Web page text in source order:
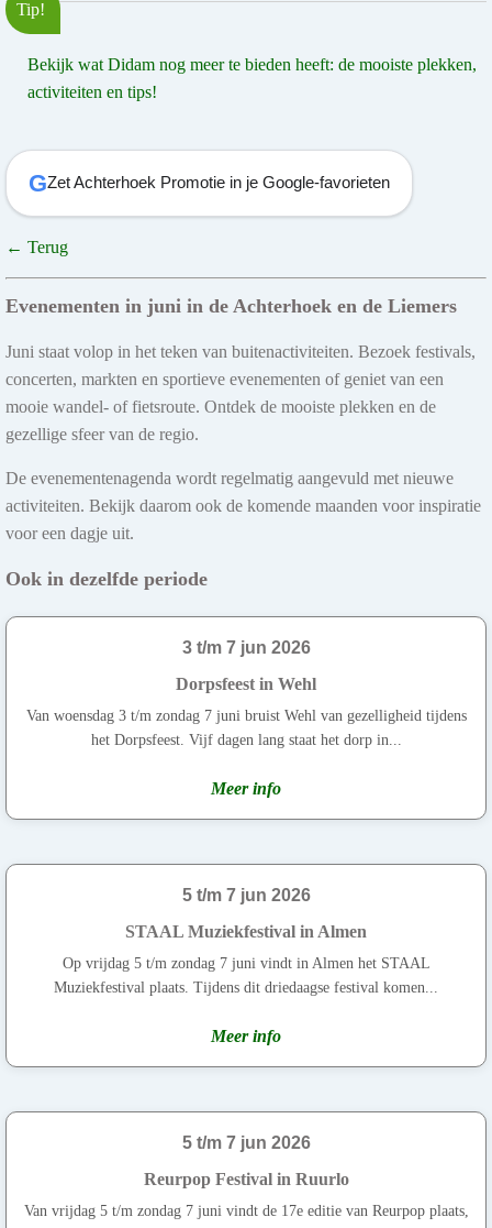
Tip!
Bekijk wat Didam nog meer te bieden heeft: de mooiste plekken,
activiteiten en tips!
GZet Achterhoek Promotie in je Google-favorieten
← Terug
Evenementen in juni in de Achterhoek en de Liemers
Juni staat volop in het teken van buitenactiviteiten. Bezoek festivals,
concerten, markten en sportieve evenementen of geniet van een
mooie wandel- of fietsroute. Ontdek de mooiste plekken en de
gezellige sfeer van de regio.
De evenementenagenda wordt regelmatig aangevuld met nieuwe
activiteiten. Bekijk daarom ook de komende maanden voor inspiratie
voor een dagje uit.
Ook in dezelfde periode
3 t/m 7 jun 2026
Dorpsfeest in Wehl
Van woensdag 3 t/m zondag 7 juni bruist Wehl van gezelligheid tijdens
het Dorpsfeest. Vijf dagen lang staat het dorp in...
Meer info
5 t/m 7 jun 2026
STAAL Muziekfestival in Almen
Op vrijdag 5 t/m zondag 7 juni vindt in Almen het STAAL
Muziekfestival plaats. Tijdens dit driedaagse festival komen...
Meer info
5 t/m 7 jun 2026
Reurpop Festival in Ruurlo
Van vrijdag 5 t/m zondag 7 juni vindt de 17e editie van Reurpop plaats,